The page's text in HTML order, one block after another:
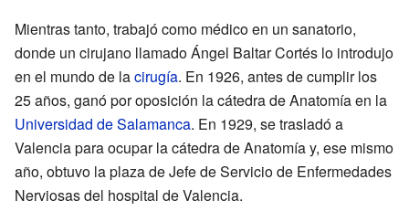
Mientras tanto, trabajó como médico en un sanatorio,
donde un cirujano llamado Ángel Baltar Cortés lo introdujo
en el mundo de lacirugía. En 1926, antes de cumplir los
25 años, ganó por oposición la cátedra de Anatomía en la
Universidad de Salamanca. En 1929, se trasladó a
Valencia para ocupar la cátedra de Anatomía y, ese mismo
año, obtuvo la plaza de Jefe de Servicio de Enfermedades
Nerviosas del hospital de Valencia.